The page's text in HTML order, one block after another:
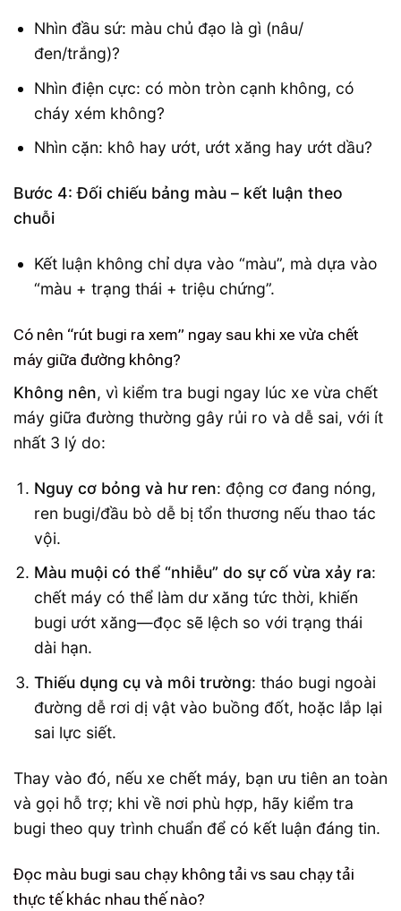
Nhìn đầu sứ: màu chủ đạo là gì (nâu/
đen/trắng)?
Nhìn điện cực: có mòn tròn cạnh không, có
cháy xém không?
Nhìn cặn: khô hay ướt, ướt xăng hay ướt dầu?
Bước 4: Đối chiếu bảng màu – kết luận theo
chuỗi
Kết luận không chỉ dựa vào “màu”, mà dựa vào
“màu + trạng thái + triệu chứng”.
Có nên “rút bugi ra xem” ngay sau khi xe vừa chết
máy giữa đường không?
Không nên, vì kiểm tra bugi ngay lúc xe vừa chết
máy giữa đường thường gây rủi ro và dễ sai, với ít
nhất 3 lý do:
Nguy cơ bỏng và hư ren: động cơ đang nóng,
ren bugi/đầu bò dễ bị tổn thương nếu thao tác
vội.
Màu muội có thể “nhiễu” do sự cố vừa xảy ra:
chết máy có thể làm dư xăng tức thời, khiến
bugi ướt xăng—đọc sẽ lệch so với trạng thái
dài hạn.
Thiếu dụng cụ và môi trường: tháo bugi ngoài
đường dễ rơi dị vật vào buồng đốt, hoặc lắp lại
sai lực siết.
Thay vào đó, nếu xe chết máy, bạn ưu tiên an toàn
và gọi hỗ trợ; khi về nơi phù hợp, hãy kiểm tra
bugi theo quy trình chuẩn để có kết luận đáng tin.
Đọc màu bugi sau chạy không tải vs sau chạy tải
thực tế khác nhau thế nào?